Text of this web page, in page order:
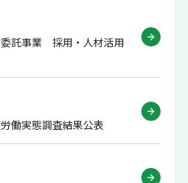
託事業 採用・人材活用
実態調査結果公表